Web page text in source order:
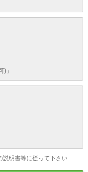
)」
説明書等に従って下さい